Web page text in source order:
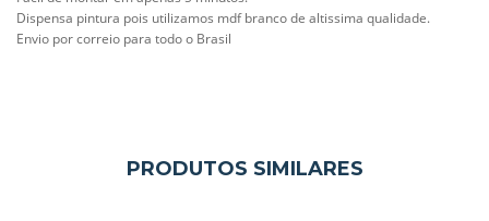
Dispensa pintura pois utilizamos mdf branco de altissima qualidade.
Envio por correio para todo o Brasil
PRODUTOS SIMILARES